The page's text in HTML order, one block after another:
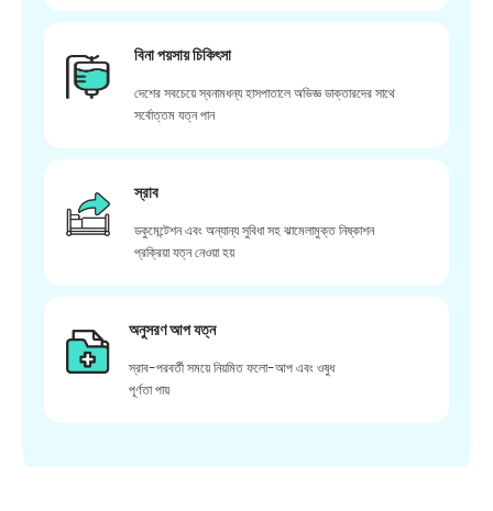
বিনা পয়সায় চিকিৎসা
দেশের সবচেয়ে স্বনামধন্য হাসপাতালে অভিজ্ঞ ডাক্তারদের সাথে
সর্বোত্তম যত্ন পান
স্রাব
ডকুমেন্টেশন এবং অন্যান্য সুবিধা সহ ঝামেলামুক্ত নিষ্কাশন
প্রক্রিয়া যত্ন নেওয়া হয়
অনুসরণ আপ যত্ন
স্রাব-পরবর্তী সময়ে নিয়মিত ফলো-আপ এবং ওষুধ
পূর্ণতা পায়